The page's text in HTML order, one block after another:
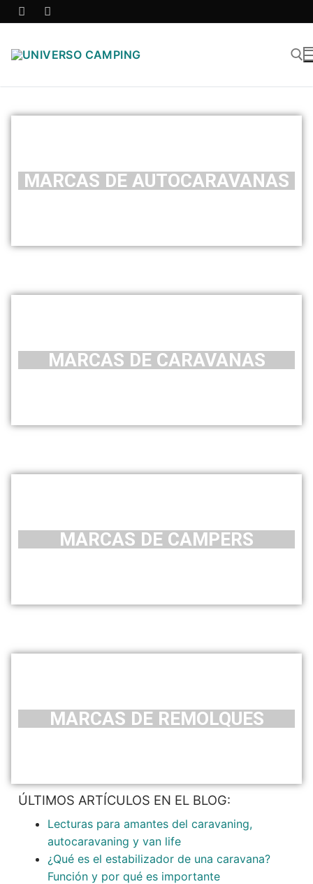
MARCAS DE AUTOCARAVANAS
MARCAS DE CARAVANAS
MARCAS DE CAMPERS
MARCAS DE REMOLQUES
ÚLTIMOS ARTÍCULOS EN EL BLOG:
Lecturas para amantes del caravaning,
autocaravaning y van life
¿Qué es el estabilizador de una caravana?
Función y por qué es importante